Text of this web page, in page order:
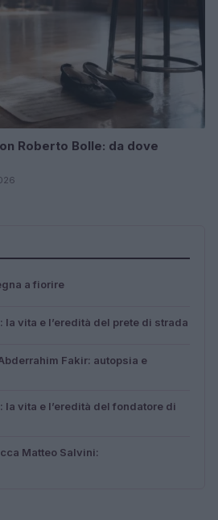
Roberto Bolle: da dove
a fiorire
la vita e l’eredità del prete di strada
Fakir: autopsia e
la vita e l’eredità del fondatore di
Matteo Salvini: